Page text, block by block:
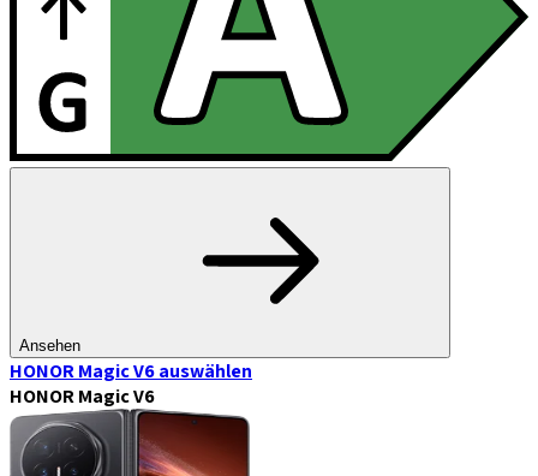
Ansehen
HONOR Magic V6auswählen
HONOR Magic V6